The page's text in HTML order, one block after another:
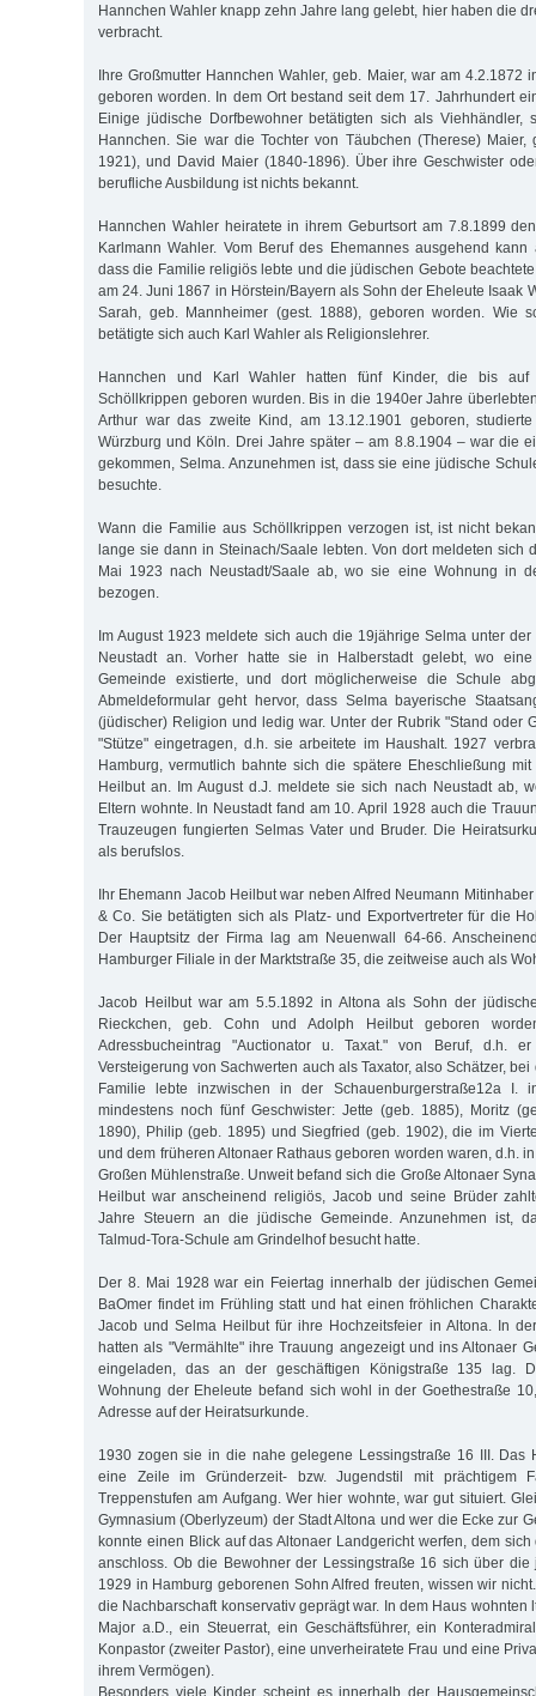
Hannchen Wahler knapp zehn Jahre lang gelebt, hier haben die
verbracht.
Ihre Großmutter Hannchen Wahler, geb. Maier, war am 4.2.1872
geboren worden. In dem Ort bestand seit dem 17. Jahrhundert
Einige jüdische Dorfbewohner betätigten sich als Viehhändler,
Hannchen. Sie war die Tochter von Täubchen (Therese) Maier,
1921), und David Maier (1840-1896). Über ihre Geschwister
berufliche Ausbildung ist nichts bekannt.
Hannchen Wahler heiratete in ihrem Geburtsort am 7.8.1899
Karlmann Wahler. Vom Beruf des Ehemannes ausgehend kann
dass die Familie religiös lebte und die jüdischen Gebote
am 24. Juni 1867 in Hörstein/Bayern als Sohn der Eheleute Isaak
Sarah, geb. Mannheimer (gest. 1888), geboren worden. Wie
betätigte sich auch Karl Wahler als Religionslehrer.
Hannchen und Karl Wahler hatten fünf Kinder, die bis auf
Schöllkrippen geboren wurden. Bis in die 1940er Jahre
Arthur war das zweite Kind, am 13.12.1901 geboren,
Würzburg und Köln. Drei Jahre später – am 8.8.1904 – war die
gekommen, Selma. Anzunehmen ist, dass sie eine jüdische
besuchte.
Wann die Familie aus Schöllkrippen verzogen ist, ist nicht
lange sie dann in Steinach/Saale lebten. Von dort meldeten sich
Mai 1923 nach Neustadt/Saale ab, wo sie eine Wohnung in
bezogen.
Im August 1923 meldete sich auch die 19jährige Selma unter
Neustadt an. Vorher hatte sie in Halberstadt gelebt, wo eine
Gemeinde existierte, und dort möglicherweise die Schule
Abmeldeformular geht hervor, dass Selma bayerische
(jüdischer) Religion und ledig war. Unter der Rubrik "Stand oder
"Stütze" eingetragen, d.h. sie arbeitete im Haushalt. 1927
Hamburg, vermutlich bahnte sich die spätere Eheschließung
Heilbut an. Im August d.J. meldete sie sich nach Neustadt ab,
Eltern wohnte. In Neustadt fand am 10. April 1928 auch die
Trauzeugen fungierten Selmas Vater und Bruder. Die
als berufslos.
Ihr Ehemann Jacob Heilbut war neben Alfred Neumann
& Co. Sie betätigten sich als Platz- und Exportvertreter für die
Der Hauptsitz der Firma lag am Neuenwall 64-66.
Hamburger Filiale in der Marktstraße 35, die zeitweise auch als
Jacob Heilbut war am 5.5.1892 in Altona als Sohn der
Rieckchen, geb. Cohn und Adolph Heilbut geboren
Adressbucheintrag "Auctionator u. Taxat." von Beruf, d.h.
Versteigerung von Sachwerten auch als Taxator, also Schätzer,
Familie lebte inzwischen in der Schauenburgerstraße12a I.
mindestens noch fünf Geschwister: Jette (geb. 1885), Moritz
1890), Philip (geb. 1895) und Siegfried (geb. 1902), die im
und dem früheren Altonaer Rathaus geboren worden waren, d.h.
Großen Mühlenstraße. Unweit befand sich die Große Altonaer
Heilbut war anscheinend religiös, Jacob und seine Brüder
Jahre Steuern an die jüdische Gemeinde. Anzunehmen ist,
Talmud-Tora-Schule am Grindelhof besucht hatte.
Der 8. Mai 1928 war ein Feiertag innerhalb der jüdischen
BaOmer findet im Frühling statt und hat einen fröhlichen
Jacob und Selma Heilbut für ihre Hochzeitsfeier in Altona. In
hatten als "Vermählte" ihre Trauung angezeigt und ins Altonaer
eingeladen, das an der geschäftigen Königstraße 135 lag.
Wohnung der Eheleute befand sich wohl in der Goethestraße
Adresse auf der Heiratsurkunde.
1930 zogen sie in die nahe gelegene Lessingstraße 16 III. Das
eine Zeile im Gründerzeit- bzw. Jugendstil mit prächtigem
Treppenstufen am Aufgang. Wer hier wohnte, war gut situiert.
Gymnasium (Oberlyzeum) der Stadt Altona und wer die Ecke zur
konnte einen Blick auf das Altonaer Landgericht werfen, dem sich
anschloss. Ob die Bewohner der Lessingstraße 16 sich über
1929 in Hamburg geborenen Sohn Alfred freuten, wissen wir
die Nachbarschaft konservativ geprägt war. In dem Haus wohnten
Major a.D., ein Steuerrat, ein Geschäftsführer, ein
Konpastor (zweiter Pastor), eine unverheiratete Frau und eine
ihrem Vermögen).
Besonders viele Kinder scheint es innerhalb der